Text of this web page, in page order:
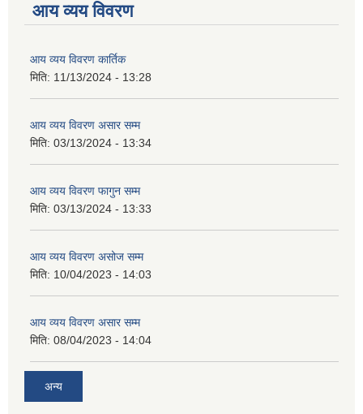
आय व्यय विवरण
आय व्यय विवरण कार्तिक
मिति: 11/13/2024 - 13:28
आय व्यय विवरण असार सम्म
मिति: 03/13/2024 - 13:34
आय व्यय विवरण फागुन सम्म
मिति: 03/13/2024 - 13:33
आय व्यय विवरण असोज सम्म
मिति: 10/04/2023 - 14:03
आय व्यय विवरण असार सम्म
मिति: 08/04/2023 - 14:04
अन्य